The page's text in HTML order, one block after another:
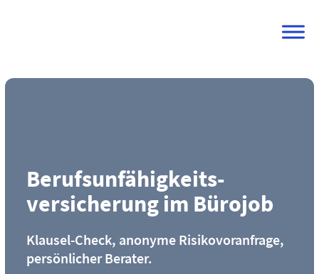
Berufs­unfähigkeits­
versicherung im Bürojob
Klausel-Check, anonyme Risikovoranfrage,
persönlicher Berater.